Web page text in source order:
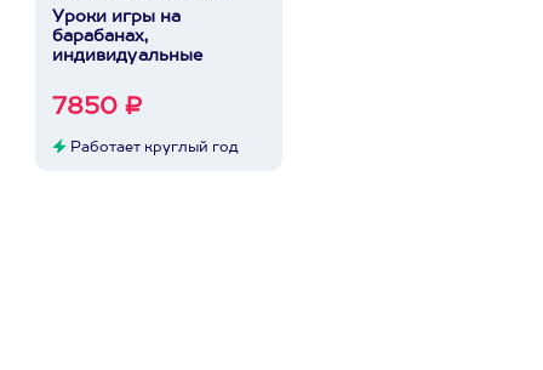
Уроки игры на
барабанах,
индивидуальные
7850 ₽
Работает круглый год